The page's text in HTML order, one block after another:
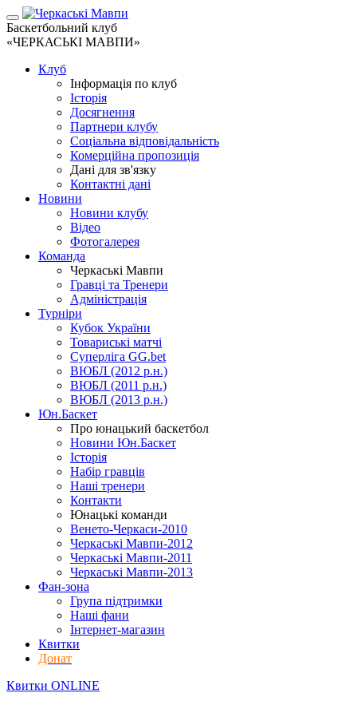
Баскетбольний клуб
«ЧЕРКАСЬКІ МАВПИ»
Клуб
Інформація по клуб
Історія
Досягнення
Партнери клубу
Соціальна відповідальність
Комерційна пропозиція
Дані для зв'язку
Контактні дані
Новини
Новини клубу
Відео
Фотогалерея
Команда
Черкаські Мавпи
Гравці та Тренери
Адміністрація
Турніри
Кубок України
Товариські матчі
Суперліга GG.bet
ВЮБЛ (2012 р.н.)
ВЮБЛ (2011 р.н.)
ВЮБЛ (2013 р.н.)
Юн.Баскет
Про юнацький баскетбол
Новини Юн.Баскет
Історія
Набір гравців
Наші тренери
Контакти
Юнацькі команди
Венето-Черкаси-2010
Черкаські Мавпи-2012
Черкаські Мавпи-2011
Черкаські Мавпи-2013
Фан-зона
Група підтримки
Наші фани
Інтернет-магазин
Квитки
Донат
Квитки ONLINE